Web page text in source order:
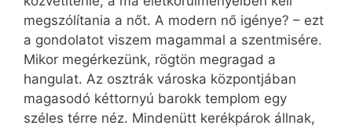
megszólítania a nőt. A modern nő igénye? – ezt
a gondolatot viszem magammal a szentmisére.
Mikor megérkezünk, rögtön megragad a
hangulat. Az osztrák városka központjában
magasodó kéttornyú barokk templom egy
széles térre néz. Mindenütt kerékpárok állnak,